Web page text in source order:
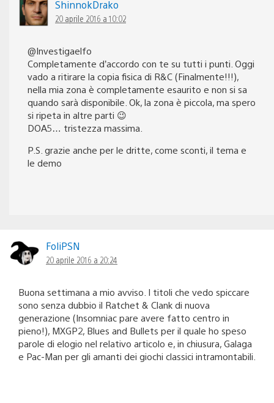
ShinnokDrako
20 aprile 2016 a 10:02
@Investigaelfo
Completamente d’accordo con te su tutti i punti. Oggi
vado a ritirare la copia fisica di R&C (Finalmente!!!),
nella mia zona è completamente esaurito e non si sa
quando sarà disponibile. Ok, la zona è piccola, ma spero
si ripeta in altre parti 😉
DOA5… tristezza massima.
P.S. grazie anche per le dritte, come sconti, il tema e
le demo
FoliPSN
20 aprile 2016 a 20:24
Buona settimana a mio avviso. I titoli che vedo spiccare
sono senza dubbio il Ratchet & Clank di nuova
generazione (Insomniac pare avere fatto centro in
pieno!), MXGP2, Blues and Bullets per il quale ho speso
parole di elogio nel relativo articolo e, in chiusura, Galaga
e Pac-Man per gli amanti dei giochi classici intramontabili.